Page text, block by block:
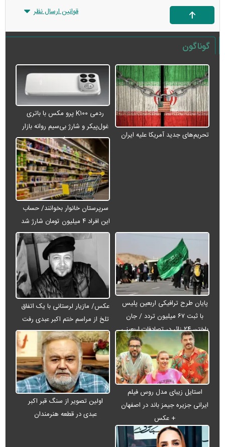
قوانین ارسال نظر
گوناگون
تحریم‌های جدید آمریکا علیه ایران
ردمی K۱۰۰ پرو مکس با باتری
غول‌پیکر و شارژ بی‌سیم روانه بازار
می‌شود
سرپرستان خانوار بخوانند/ حساب
این افراد ۴ میلیون تومان شارژ شد
پایان طرح ترافیکی اربعین پلیس
با ثبت ۶۷ میلیون تردد / جان
باختن ۲۴ زائر در تصادفات اربعینی
عکس/ مازیار لرستانی با یک اتفاق
تلخ از مراسم ختم اکبر عبدی رفت
استایل زیبای مدل روس فیلم
ایرانی جزیره جیمز باند در اصفهان
+ عکس
اولین تصویر از سنگ قبر اکبر
عبدی در قطعه هنرمندان